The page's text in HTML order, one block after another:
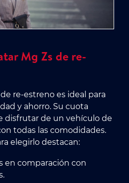
Mg Zs de re-
re-estreno es ideal para
y ahorro. Su cuota
disfrutar de un vehículo de
todas las comodidades.
elegirlo destacan:
en comparación con